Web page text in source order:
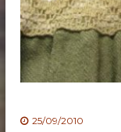
25/09/2010